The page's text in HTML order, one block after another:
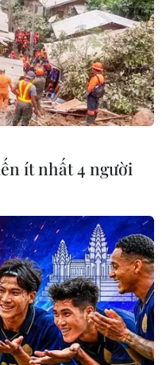
(129 triệu USD). (Nguồn:
ít nhất 4 người